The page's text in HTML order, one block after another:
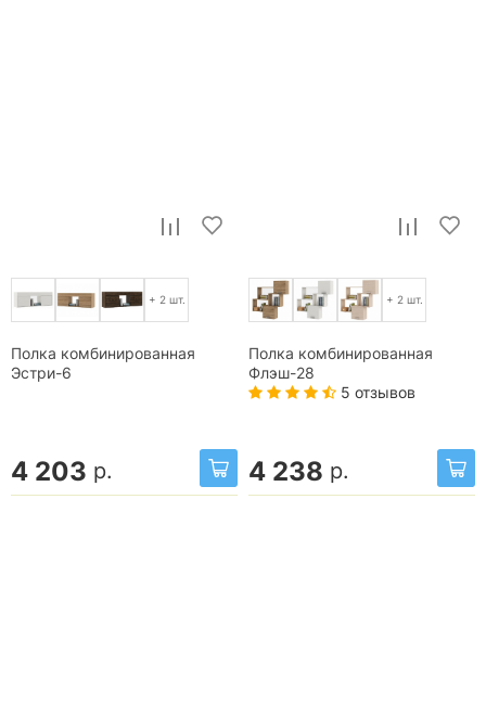
+ 2 шт.
Полка комбинированная
Эстри-6
4 203 р.
+ 2 шт.
Полка комбинированная
Флэш-28
5 отзывов
4 238 р.